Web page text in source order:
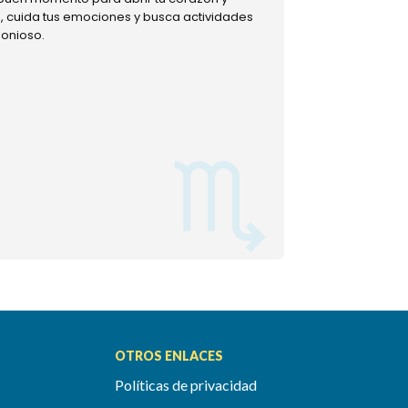
cuida tus emociones y busca actividades
OTROS ENLACES
Políticas de privacidad